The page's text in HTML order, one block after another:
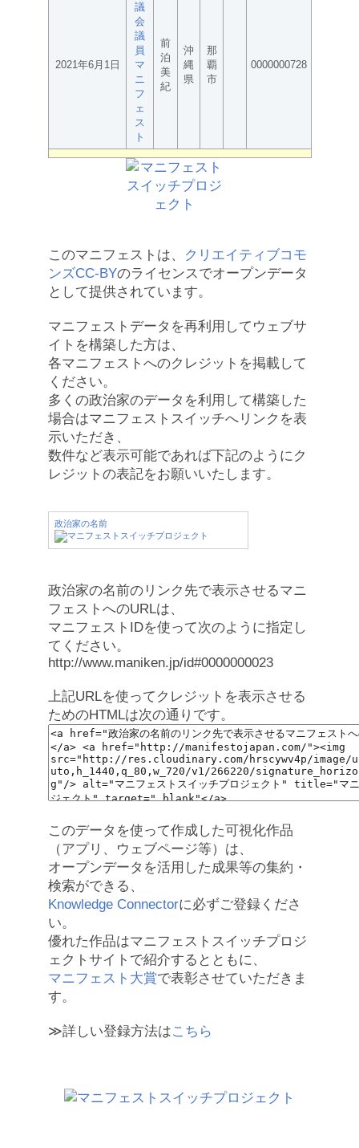
2021年6月1日
議
会
議
員
マ
ニ
フ
ェ
ス
ト
前
泊
美
紀
沖
縄
県
那
覇
市
0000000728
このマニフェストは、
クリエイティブコモ
ンズCC-BYのライセンスでオープンデータ
として提供されています。
マニフェストデータを再利用してウェブサ
イトを構築した方は、
各マニフェストへのクレジットを掲載して
ください。
多くの政治家のデータを利用して構築した
場合はマニフェストスイッチへリンクを表
示いただき、
数件など表示可能であれば下記のようにク
レジットの表記をお願いいたします。
政治家の名前
政治家の名前のリンク先で表示させるマニ
フェストへのURLは、
マニフェストIDを使って次のように指定し
てください。
http://www.maniken.jp/id#0000000023
上記URLを使ってクレジットを表示させる
ためのHTMLは次の通りです。
このデータを使って作成した可視化作品
（アプリ、ウェブページ等）は、
オープンデータを活用した成果等の集約・
検索ができる、
Knowledge Connectorに必ずご登録くださ
い。
優れた作品はマニフェストスイッチプロジ
ェクトサイトで紹介するとともに、
マニフェスト大賞で表彰させていただきま
す。
≫詳しい登録方法はこちら